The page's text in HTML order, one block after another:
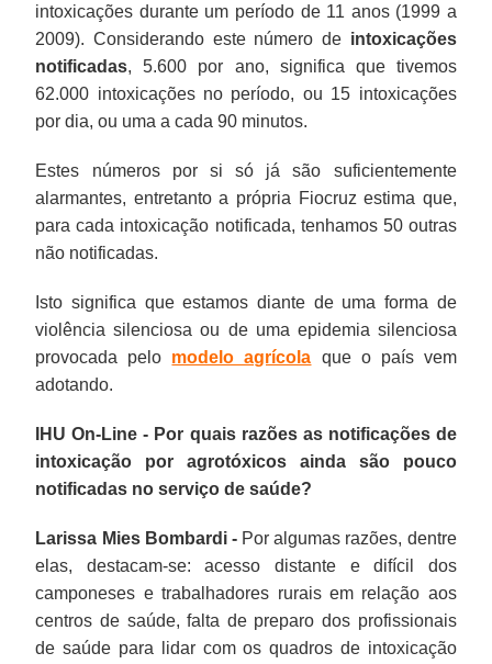
intoxicações durante um período de 11 anos (1999 a
2009). Considerando este número de intoxicações
notificadas, 5.600 por ano, significa que tivemos
62.000 intoxicações no período, ou 15 intoxicações
por dia, ou uma a cada 90 minutos.
Estes números por si só já são suficientemente
alarmantes, entretanto a própria Fiocruz estima que,
para cada intoxicação notificada, tenhamos 50 outras
não notificadas.
Isto significa que estamos diante de uma forma de
violência silenciosa ou de uma epidemia silenciosa
provocada pelo modelo agrícola que o país vem
adotando.
IHU On-Line - Por quais razões as notificações de
intoxicação por agrotóxicos ainda são pouco
notificadas no serviço de saúde?
Larissa Mies Bombardi -Por algumas razões, dentre
elas, destacam-se: acesso distante e difícil dos
camponeses e trabalhadores rurais em relação aos
centros de saúde, falta de preparo dos profissionais
de saúde para lidar com os quadros de intoxicação